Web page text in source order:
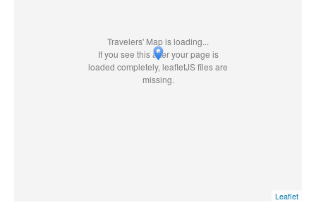
Travelers' Map is loading...
If you see this after your page is
loaded completely, leafletJS files are
missing.
Leaflet